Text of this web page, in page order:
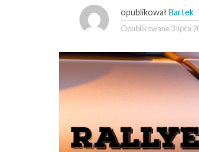
opublikowałBartek
Opublikowane 3 lipca